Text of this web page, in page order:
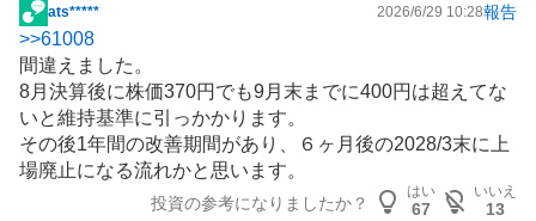
掲
示
板
記
事
ats***** 2026/6/29 10:28報告
>>61008
間違えました。
8月決算後に株価370円でも9月末までに400円は超えてな
いと維持基準に引っかかります。
その後1年間の改善期間があり、６ヶ月後の2028/3末に上
場廃止になる流れかと思います。
投資の参考になりましたか？
はい
67
いいえ
13